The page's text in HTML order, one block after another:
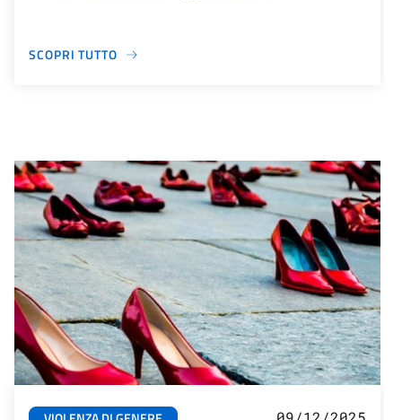
SCOPRI TUTTO